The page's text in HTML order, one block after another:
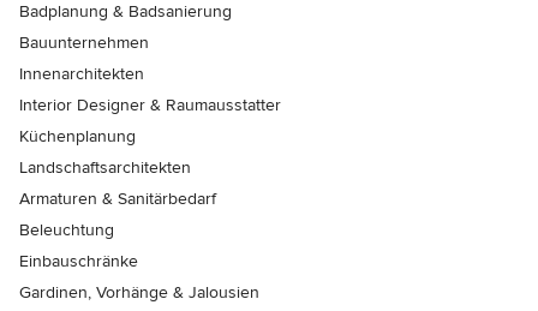
Badplanung & Badsanierung
Bauunternehmen
Innenarchitekten
Interior Designer & Raumausstatter
Küchenplanung
Landschaftsarchitekten
Armaturen & Sanitärbedarf
Beleuchtung
Einbauschränke
Gardinen, Vorhänge & Jalousien